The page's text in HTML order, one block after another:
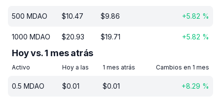
500 MDAO $10.47 $9.86 +5.82 %
1000 MDAO $20.93 $19.71 +5.82 %
Hoy vs. 1 mes atrás
Activo Hoy a las 1 mes atrás Cambios en 1 mes
0.5 MDAO $0.01 $0.01 +8.29 %